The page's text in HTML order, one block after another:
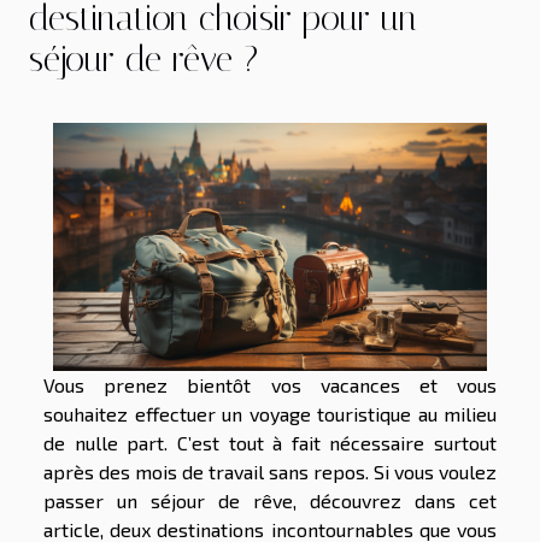
destination choisir pour un
séjour de rêve ?
Vous prenez bientôt vos vacances et vous
souhaitez effectuer un voyage touristique au milieu
de nulle part. C’est tout à fait nécessaire surtout
après des mois de travail sans repos. Si vous voulez
passer un séjour de rêve, découvrez dans cet
article, deux destinations incontournables que vous